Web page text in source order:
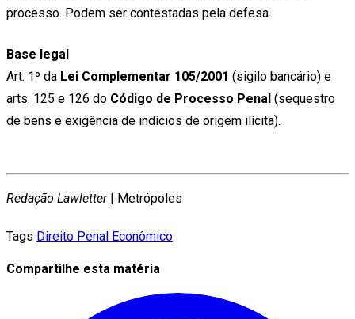
processo. Podem ser contestadas pela defesa.
Base legal
Art. 1º da Lei Complementar 105/2001 (sigilo bancário) e
arts. 125 e 126 do Código de Processo Penal (sequestro
de bens e exigência de indícios de origem ilícita).
Redação Lawletter| Metrópoles
Tags Direito Penal Econômico
Compartilhe esta matéria